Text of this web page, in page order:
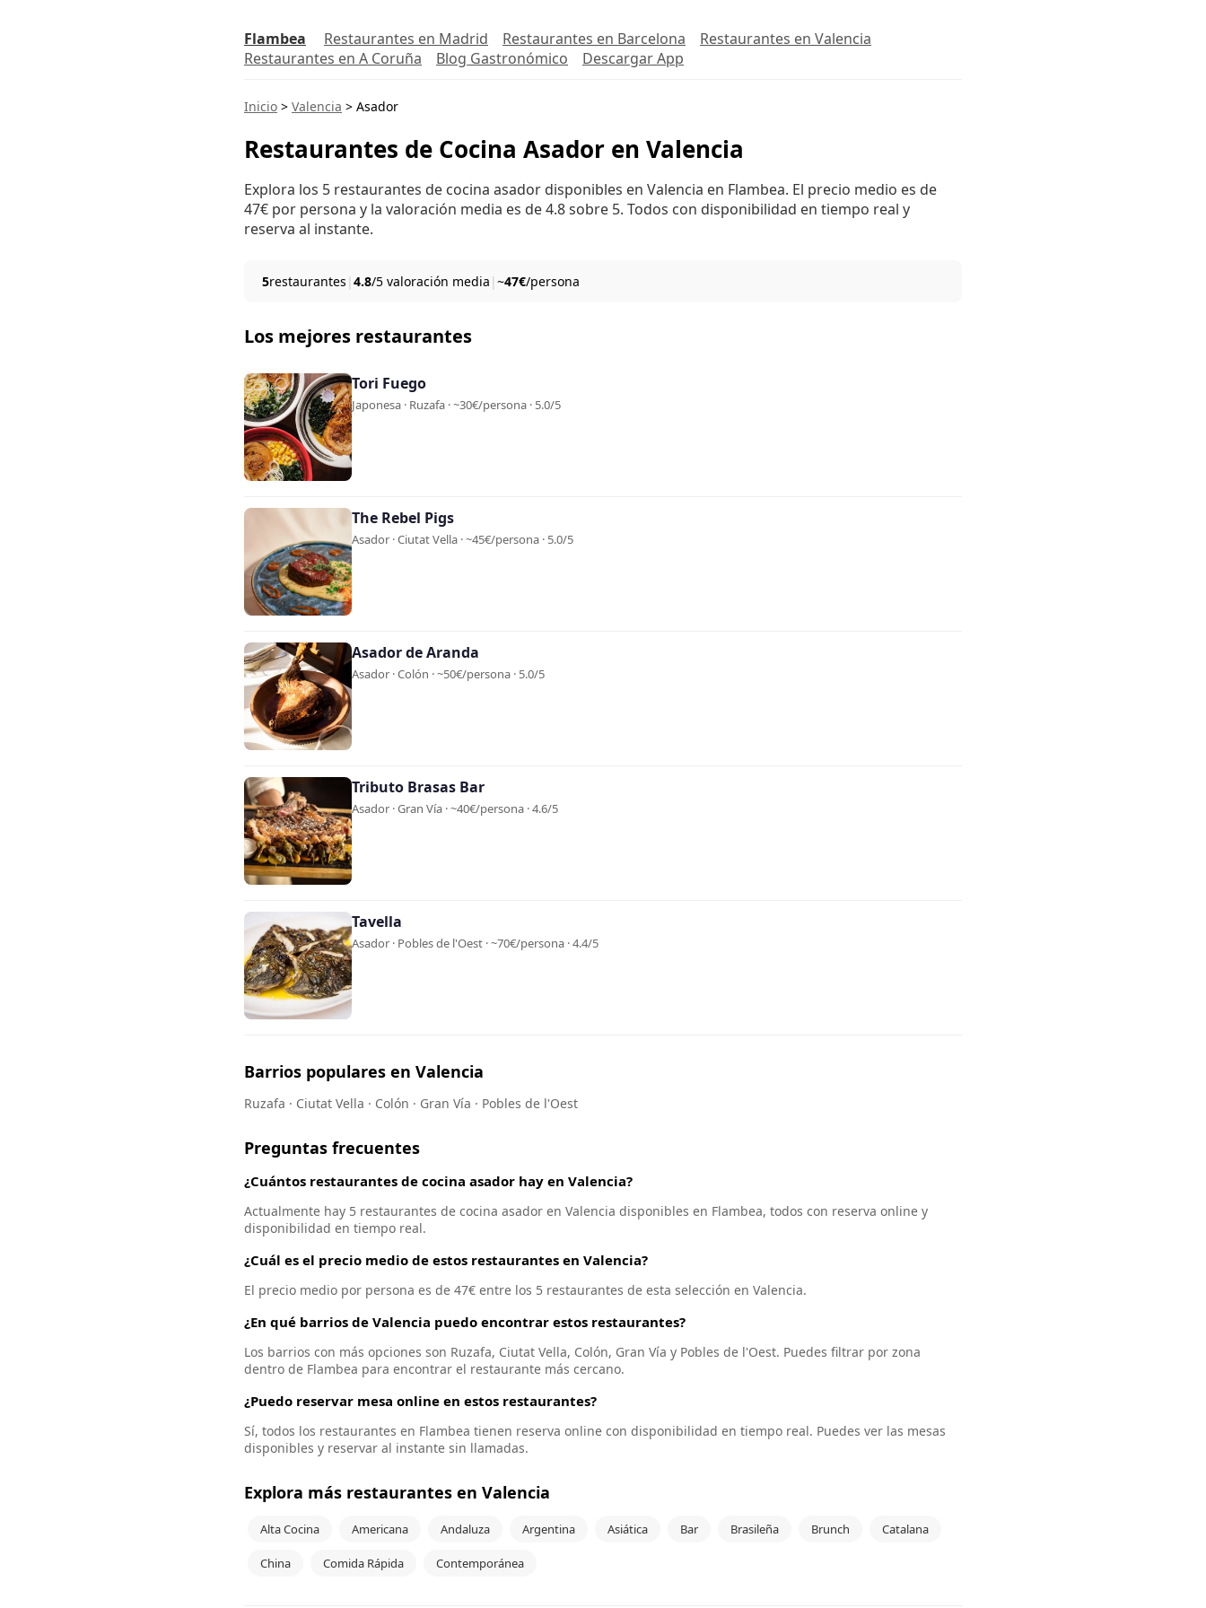
Flambea Restaurantes en Madrid Restaurantes en Barcelona
Restaurantes en Valencia
Restaurantes en A Coruña
Blog Gastronómico Descargar App
Inicio > Valencia > Asador
Restaurantes de Cocina Asador en Valencia
Explora los 5 restaurantes de cocina asador disponibles en Valencia en Flambea. El precio medio es de
47€ por persona y la valoración media es de 4.8 sobre 5. Todos con disponibilidad en tiempo real y
reserva al instante.
5restaurantes | 4.8/5 valoración media | ~47€/persona
Los mejores restaurantes
Tori Fuego
Japonesa · Ruzafa · ~30€/persona · 5.0/5
The Rebel Pigs
Asador · Ciutat Vella · ~45€/persona · 5.0/5
Asador de Aranda
Asador · Colón · ~50€/persona · 5.0/5
Tributo Brasas Bar
Asador · Gran Vía · ~40€/persona · 4.6/5
Tavella
Asador · Pobles de l'Oest · ~70€/persona · 4.4/5
Barrios populares en Valencia
Ruzafa · Ciutat Vella · Colón · Gran Vía · Pobles de l'Oest
Preguntas frecuentes
¿Cuántos restaurantes de cocina asador hay en Valencia?
Actualmente hay 5 restaurantes de cocina asador en Valencia disponibles en Flambea, todos con reserva online y
disponibilidad en tiempo real.
¿Cuál es el precio medio de estos restaurantes en Valencia?
El precio medio por persona es de 47€ entre los 5 restaurantes de esta selección en Valencia.
¿En qué barrios de Valencia puedo encontrar estos restaurantes?
Los barrios con más opciones son Ruzafa, Ciutat Vella, Colón, Gran Vía y Pobles de l'Oest. Puedes filtrar por zona
dentro de Flambea para encontrar el restaurante más cercano.
¿Puedo reservar mesa online en estos restaurantes?
Sí, todos los restaurantes en Flambea tienen reserva online con disponibilidad en tiempo real. Puedes ver las mesas
disponibles y reservar al instante sin llamadas.
Explora más restaurantes en Valencia
Alta Cocina Americana Andaluza Argentina Asiática Bar Brasileña Brunch Catalana
China Comida Rápida Contemporánea